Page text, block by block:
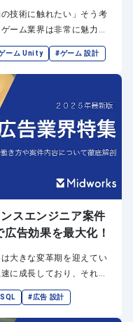
技術に触れたい」そう考
ーム業界は非常に魅力的
ーム Unity #ゲーム 設計
スエンジニア案件
告効果を最大化！
大きな変革期を迎えてい
に成長しており、それに
っています。
#広告 設計